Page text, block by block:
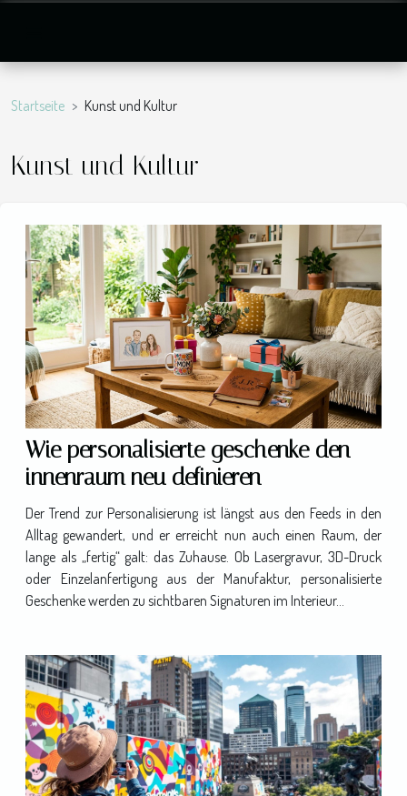
Startseite Kunst und Kultur
Kunst und Kultur
Wie personalisierte geschenke den
innenraum neu definieren
Der Trend zur Personalisierung ist längst aus den Feeds in den
Alltag gewandert, und er erreicht nun auch einen Raum, der
lange als „fertig“ galt: das Zuhause. Ob Lasergravur, 3D-Druck
oder Einzelanfertigung aus der Manufaktur, personalisierte
Geschenke werden zu sichtbaren Signaturen im Interieur...